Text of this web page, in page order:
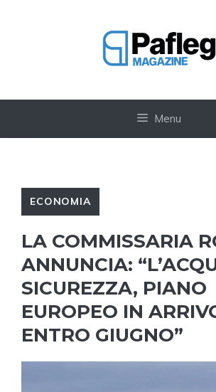
Menu
ECONOMIA
LA COMMISSARIA
ANNUNCIA:
SICUREZZA, PIANO
EUROPEO IN
ENTRO GIUGNO”